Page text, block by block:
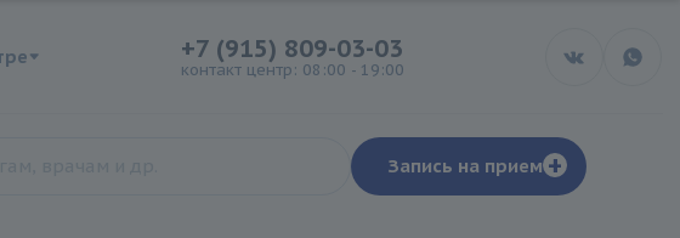
+7 (915) 809-03-03
контакт центр: 08:00 - 19:00
Запись на прием +